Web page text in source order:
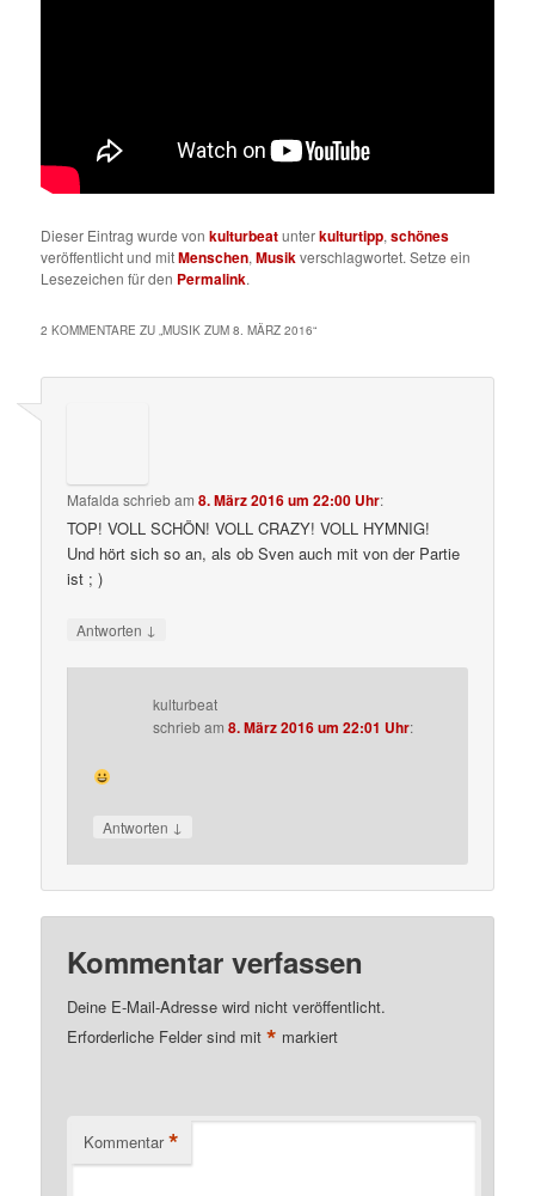
Dieser Eintrag wurde vonkulturbeatunterkulturtipp,schönes
veröffentlicht und mitMenschen,Musikverschlagwortet. Setze ein
Lesezeichen für den Permalink.
2 KOMMENTARE ZU „MUSIK ZUM 8. MÄRZ 2016“
Mafaldaschriebam8. März 2016 um 22:00 Uhr:
TOP! VOLL SCHÖN! VOLL CRAZY! VOLL HYMNIG!
Und hört sich so an, als ob Sven auch mit von der Partie
ist ; )
Antworten ↓
kulturbeat
schriebam8. März 2016 um 22:01 Uhr:
Antworten ↓
Kommentar verfassen
Deine E-Mail-Adresse wird nicht veröffentlicht.
Erforderliche Felder sind mit* markiert
Kommentar *